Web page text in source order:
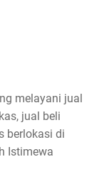
melayani jual
jual beli
berlokasi di
Istimewa